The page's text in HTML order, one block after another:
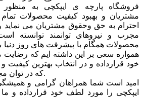
فروشگاه پارچه ی ایپکچی به
مشتريان و بهبود کيفيت محصولات
احترام به حق وحقوق مشتريان می نماید
مجرب و نیروهای توانمند توانسته
محصولات همگام با پیشرفت های روز دنیا
همواره سعی بر این داشته ایم که رضایت
خود قرارداده و در انتخاب بهترین کیفیت
که در توان مجموعه است دریغ ننماییم.
امید است شما همراهان گرامی و
ایپکچی را مورد لطف خود قرارداده و